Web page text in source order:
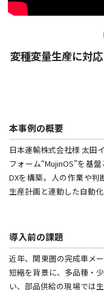
変種変量生産に対
本事例の概要
日本運輸株式会社様 太田
フォーム“MujinOS”を基
DXを構築。人の作業や判
生産計画と連動した自動
導入前の課題
近年、関東圏の完成車メ
短縮を背景に、多品種・
い、部品供給の現場では